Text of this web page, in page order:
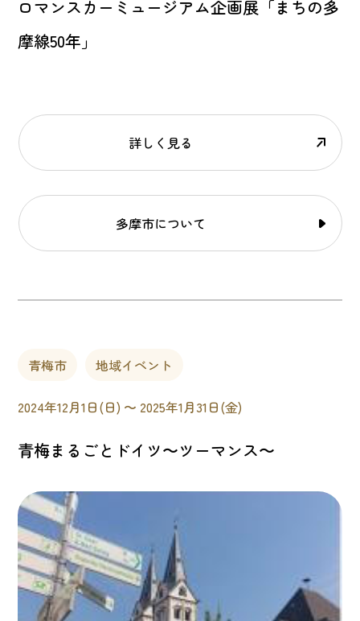
ロマンスカーミュージアム企画展「まちの多
摩線50年」
詳しく見る
多摩市について
青梅市 地域イベント
2024年12月1日(日) 〜 2025年1月31日(金)
青梅まるごとドイツ〜ツーマンス〜